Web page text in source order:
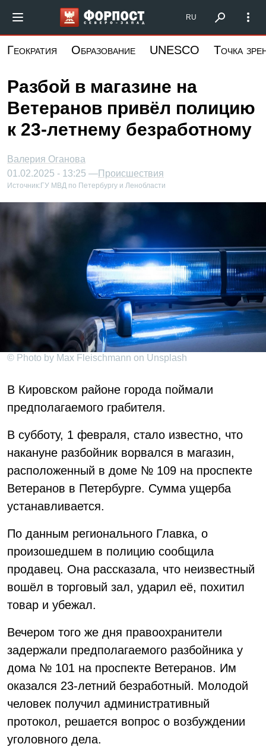
основному
Форпост Северо-Запад
RU
Геократия Образование UNESCO Точка
Разбой в магазине на
Ветеранов привёл полицию
к 23-летнему безработному
Валерия Оганова
01.02.2025 - 13:25 —Происшествия
Источник: ГУ МВД по Петербургу и Ленобласти
© Photo by Max Fleischmann on Unsplash
В Кировском районе города поймали
предполагаемого грабителя.
В субботу, 1 февраля, стало известно, что
накануне разбойник ворвался в магазин,
расположенный в доме № 109 на проспекте
Ветеранов в Петербурге. Сумма ущерба
устанавливается.
По данным регионального Главка, о
произошедшем в полицию сообщила
продавец. Она рассказала, что неизвестный
вошёл в торговый зал, ударил её, похитил
товар и убежал.
Вечером того же дня правоохранители
задержали предполагаемого разбойника у
дома № 101 на проспекте Ветеранов. Им
оказался 23-летний безработный. Молодой
человек получил административный
протокол, решается вопрос о возбуждении
уголовного дела.